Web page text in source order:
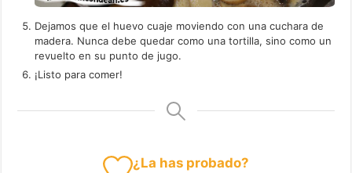
Dejamos que el huevo cuaje moviendo con una cuchara de
madera. Nunca debe quedar como una tortilla, sino como un
revuelto en su punto de jugo.
¡Listo para comer!
¿La has probado?